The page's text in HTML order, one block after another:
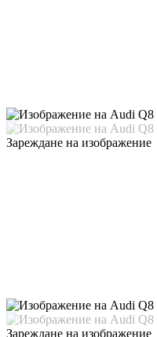
Зареждане на изображение
Зареждане на изображение